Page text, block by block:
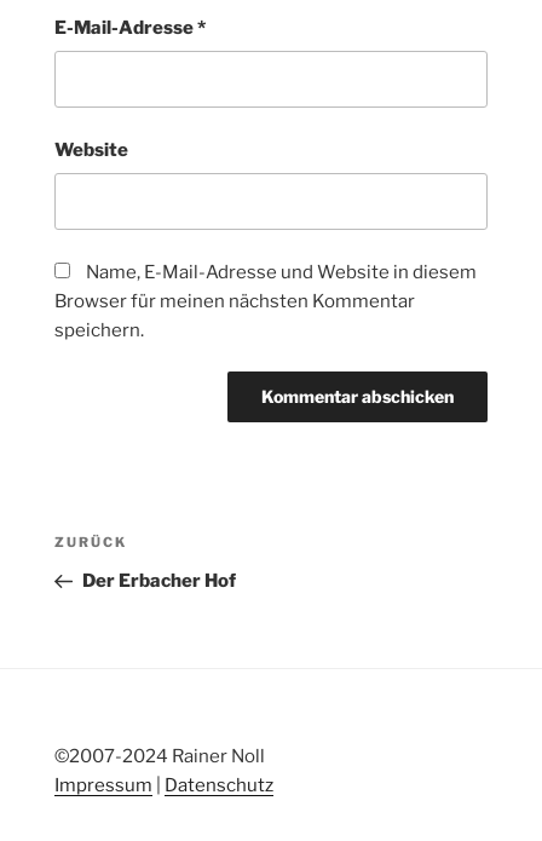
E-Mail-Adresse*
Website
Name, E-Mail-Adresse und Website in diesem
Browser für meinen nächsten Kommentar
speichern.
Beitragsnavigation
Vorheriger
Beitrag
ZURÜCK
Der Erbacher Hof
©2007-2024 Rainer Noll
Impressum
Datenschutz